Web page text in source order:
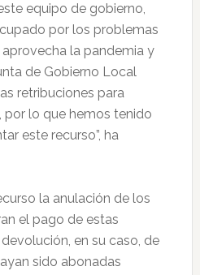
equipo de gobierno,
por los problemas
la pandemia y
de Gobierno Local
retribuciones para
por lo que hemos tenido
este recurso”, ha
la anulación de los
el pago de estas
en su caso, de
sido abonadas